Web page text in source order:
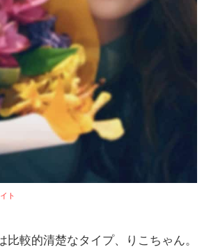
ト
比較的清楚なタイプ、りこちゃん。